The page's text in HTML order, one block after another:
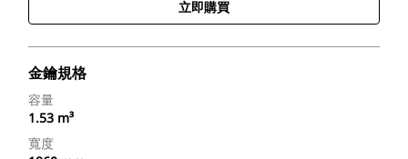
立即購買
金鑰規格
容量
1.53 m³
寬度